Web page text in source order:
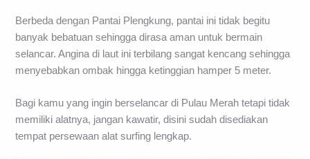
Berbeda dengan Pantai Plengkung, pantai ini tidak begitu
banyak bebatuan sehingga dirasa aman untuk bermain
selancar. Angina di laut ini terbilang sangat kencang sehingga
menyebabkan ombak hingga ketinggian hamper 5 meter.
Bagi kamu yang ingin berselancar di Pulau Merah tetapi tidak
memiliki alatnya, jangan kawatir, disini sudah disediakan
tempat persewaan alat surfing lengkap.